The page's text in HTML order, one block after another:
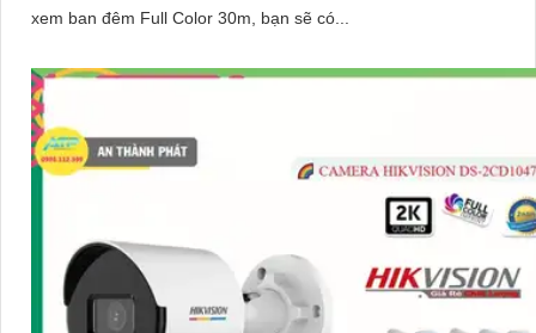
xem ban đêm Full Color 30m, bạn sẽ có...